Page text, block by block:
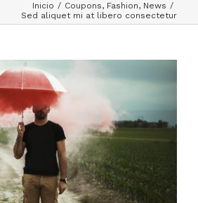
Inicio / Coupons, Fashion, News /
Sed aliquet mi at libero consectetur